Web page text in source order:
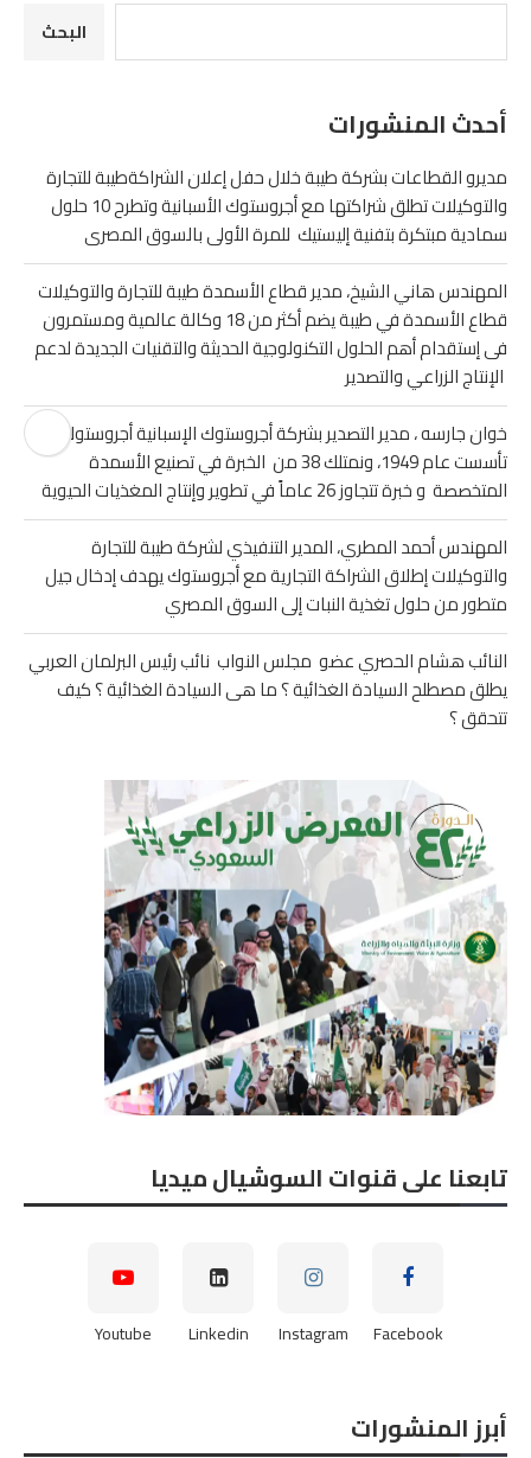
البحث
أحدث المنشورات
مديرو القطاعات بشركة طيبة خلال حفل إعلان الشراكةطيبة للتجارة
والتوكيلات تطلق شراكتها مع أجروستوك الأسبانية وتطرح 10 حلول
سمادية مبتكرة بتفنية إليستيك للمرة الأولى بالسوق المصرى
المهندس هاني الشيخ، مدير قطاع الأسمدة طيبة للتجارة والتوكيلات
قطاع الأسمدة في طيبة يضم أكثر من 18 وكالة عالمية ومستمرون
فى إستقدام أهم الحلول التكنولوجية الحديثة والتقنيات الجديدة لدعم
الإنتاج الزراعي والتصدير
خوان جارسه ، مدير التصدير بشركة أجروستوك الإسبانية أجروستوك
تأسست عام 1949، ونمتلك 38 من الخبرة في تصنيع الأسمدة
المتخصصة و خبرة تتجاوز 26 عاماً في تطوير وإنتاج المغذيات الحيوية
المهندس أحمد المطري، المدير التنفيذي لشركة طيبة للتجارة
والتوكيلات إطلاق الشراكة التجارية مع أجروستوك يهدف إدخال جيل
متطور من حلول تغذية النبات إلى السوق المصري
النائب هشام الحصري عضو مجلس النواب نائب رئيس البرلمان العربي
يطلق مصطلح السيادة الغذائية ؟ ما هى السيادة الغذائية ؟ كيف
تتحقق ؟
تابعنا على قنوات السوشيال ميديا
Facebook
Instagram
Linkedin
Youtube
أبرز المنشورات